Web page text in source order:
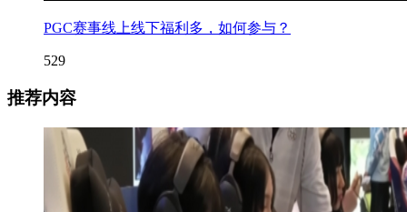
PGC赛事线上线下福利多，如何参与？
529
推荐内容